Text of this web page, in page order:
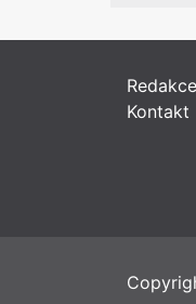
Redakce
Kontakt